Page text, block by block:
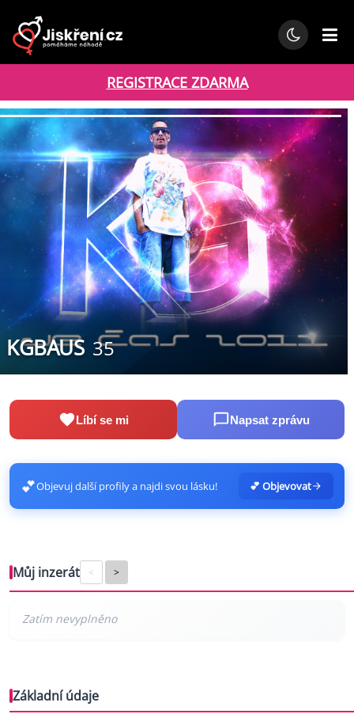
REGISTRACE ZDARMA
KGBAUS 35
Líbí se mi Napsat zprávu
💕Objevuj další profily a najdi svou lásku! 💕 Objevovat
Můj inzerát < >
Základní údaje